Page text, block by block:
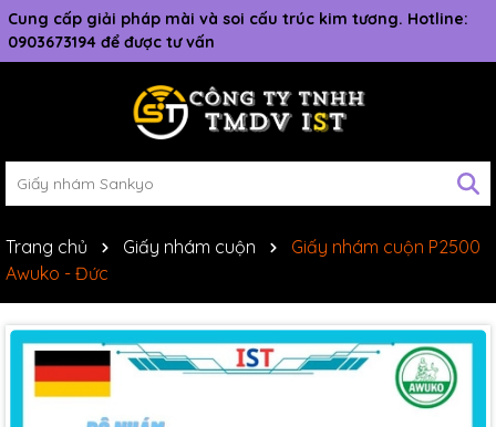
Cung cấp giải pháp mài và soi cấu trúc kim tương. Hotline:
0903673194 để được tư vấn
Trang chủ Giấy nhám cuộn
Giấy nhám cuộn P2500
Awuko - Đức